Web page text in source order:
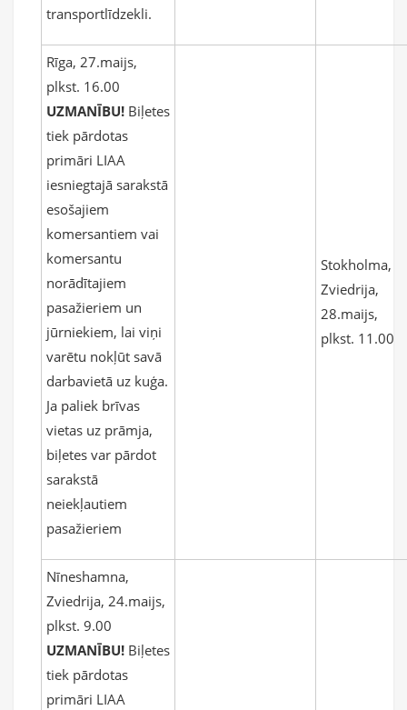
transportlīdzekli.
Rīga, 27.maijs,
plkst. 16.00
UZMANĪBU! Biļetes
tiek pārdotas
primāri LIAA
iesniegtajā sarakstā
esošajiem
komersantiem vai
komersantu
norādītajiem
pasažieriem un
jūrniekiem, lai viņi
varētu nokļūt savā
darbavietā uz kuģa.
Ja paliek brīvas
vietas uz prāmja,
biļetes var pārdot
sarakstā
neiekļautiem
pasažieriem
Stokholma,
Zviedrija,
28.maijs,
plkst. 11.00
Nīneshamna,
Zviedrija, 24.maijs,
plkst. 9.00
UZMANĪBU! Biļetes
tiek pārdotas
primāri LIAA